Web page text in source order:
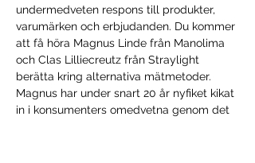
undermedveten respons till produkter,
varumärken och erbjudanden. Du kommer
att få höra Magnus Linde från Manolima
och Clas Lilliecreutz från Straylight
berätta kring alternativa mätmetoder.
Magnus har under snart 20 år nyfiket kikat
in i konsumenters omedvetna genom det